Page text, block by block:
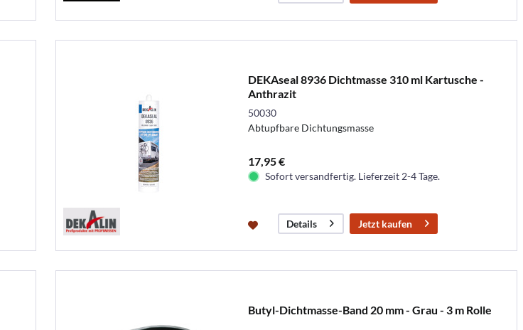
DEKAseal 8936 Dichtmasse 310 ml Kartusche -
Anthrazit
50030
Abtupfbare Dichtungsmasse
17,95 €
Sofort versandfertig. Lieferzeit 2-4 Tage.
Details Jetzt kaufen
Butyl-Dichtmasse-Band 20 mm - Grau - 3 m Rolle